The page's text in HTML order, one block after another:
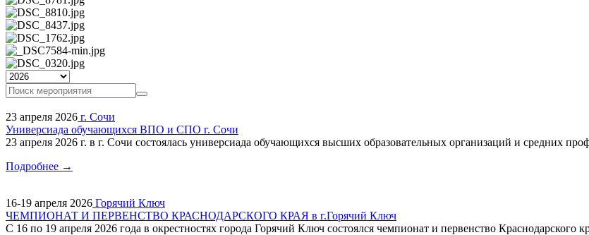
23 апреля 2026 г. Сочи
Универсиада обучающихся ВПО и СПО г. Сочи
23 апреля 2026 г. в г. Сочи состоялась универсиада обучающихся высших образовательных организаций и средних
Подробнее →
16-19 апреля 2026 Горячий Ключ
ЧЕМПИОНАТ И ПЕРВЕНСТВО КРАСНОДАРСКОГО КРАЯ в г.Горячий Ключ
С 16 по 19 апреля 2026 года в окрестностях города Горячий Ключ состоялся чемпионат и первенство Краснодарского